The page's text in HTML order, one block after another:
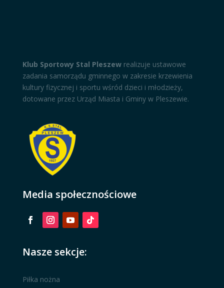
Klub Sportowy Stal Pleszewrealizuje ustawowe
zadania samorządu gminnego w zakresie krzewienia
kultury fizycznej i sportu wśród dzieci i młodzieży,
dotowane przez Urząd Miasta i Gminy w Pleszewie.
Media społecznościowe
Nasze sekcje:
Piłka nożna